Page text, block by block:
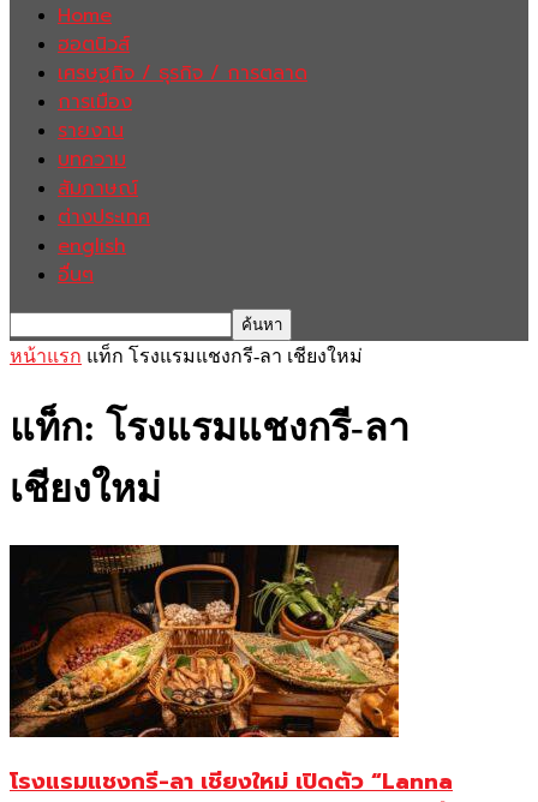
Home
ฮอตนิวส์
เศรษฐกิจ / ธุรกิจ / การตลาด
การเมือง
รายงาน
บทความ
สัมภาษณ์
ต่างประเทศ
english
อื่นๆ
หน้าแรก แท็ก โรงแรมแชงกรี-ลา เชียงใหม่
แท็ก: โรงแรมแชงกรี-ลา
เชียงใหม่
โรงแรมแชงกรี-ลา เชียงใหม่ เปิดตัว “Lanna